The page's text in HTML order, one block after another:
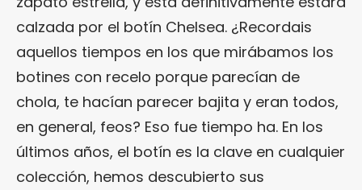
calzada por el botín Chelsea. ¿Recordais
aquellos tiempos en los que mirábamos los
botines con recelo porque parecían de
chola, te hacían parecer bajita y eran todos,
en general, feos? Eso fue tiempo ha. En los
últimos años, el botín es la clave en cualquier
colección, hemos descubierto sus